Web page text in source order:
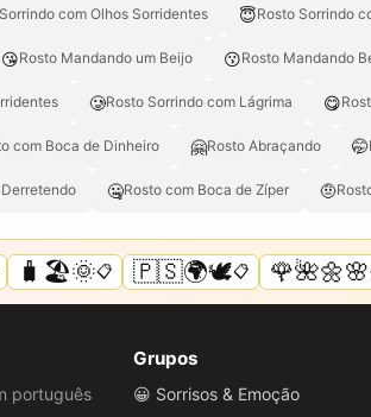
com Olhos Sorridentes 😇Rosto Sorrindo
😘Rosto Mandando um Beijo 😗Rosto Mandando
🥲Rosto Sorrindo com Lágrima 😋
com Boca de Dinheiro 🤗Rosto Abraçando 🤭
🤐Rosto com Boca de Zíper 🤨
🧳🏖️🌞📋 🇵🇸🌍🕊️📋 🌹🌺🌼🌸
português
Grupos
😀 Sorrisos & Emoção